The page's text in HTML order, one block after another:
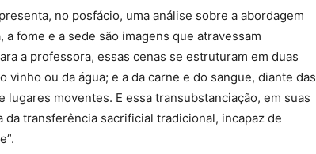
no posfácio, uma análise sobre a abordagem
fome e a sede são imagens que atravessam
a professora, essas cenas se estruturam em duas
vinho ou da água; e a da carne e do sangue, diante das
moventes. E essa transubstanciação, em suas
da transferência sacrificial tradicional, incapaz de